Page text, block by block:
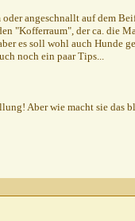
angeschnallt auf dem
"Kofferraum", der ca. die
es soll wohl auch Hunde
noch ein paar Tips...
Aber wie macht sie das